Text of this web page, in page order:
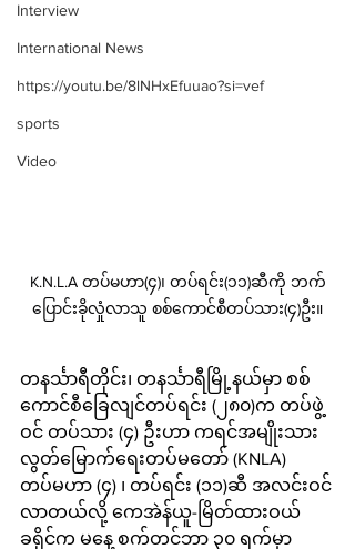
Interview
International News
https://youtu.be/8lNHxEfuuao?si=vef
sports
Video
K.N.L.A တပ်မဟာ(၄)၊ တပ်ရင်း(၁၁)ဆီကို ဘက်
ပြောင်းခိုလှုံလာသူ စစ်ကောင်စီတပ်သား(၄)ဦး။
တနင်္သာရီတိုင်း၊ တနင်္သာရီမြို့နယ်မှာ စစ်
ကောင်စီခြေလျင်တပ်ရင်း (၂၈၀)က တပ်ဖွဲ့
ဝင် တပ်သား (၄) ဦးဟာ ကရင်အမျိုးသား
လွတ်မြောက်ရေးတပ်မတော် (KNLA)
တပ်မဟာ (၄) ၊ တပ်ရင်း (၁၁)ဆီ အလင်းဝင်
လာတယ်လို့ ကေအဲန်ယူ-မြိတ်ထားဝယ်
ခရိုင်က မနေ့ စက်တင်ဘာ ၃၀ ရက်မှာ